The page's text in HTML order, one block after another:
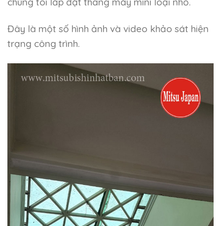
Đây là một số hình ảnh và video khảo sát hiện
trạng công trình.